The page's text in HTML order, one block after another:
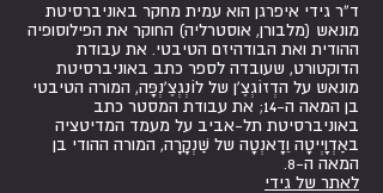
ד”ר גידי איפרגן הוא עמית מחקר באוניברסיטת
מונאש (מלבורן, אוסטרליה) החוקר את הפילוסופיה
ההודית ואת הבודהיזם הטיבטי. את עבודת
הדוקטורט, שעובדה לספר כתב באוניברסיטת
מונאש על הדְזוֹגְצֶ’ן של לוֹנְגְצֶ’נְפָּה, המורה הטיבטי
בן המאה ה-14; את עבודת המסטר כתב
באוניברסיטת תל-אביב על מעמד המדיטציה
באַדְוָיְיטָה וֵדָאנְטָה של שַׁנְקָרָה, המורה ההודי בן
המאה ה-8.
לאתר של גידי